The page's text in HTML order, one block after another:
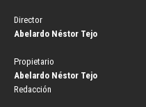
Director
Abelardo Néstor Tejo
Propietario
Abelardo Néstor Tejo
Redacción